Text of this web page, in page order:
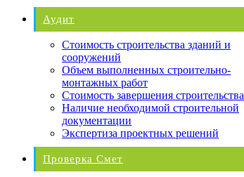
Аудит
Стоимость строительства зданий и
сооружений
Объем выполненных строительно-
монтажных работ
Стоимость завершения строительства
Наличие необходимой строительной
документации
Экспертиза проектных решений
Проверка Смет